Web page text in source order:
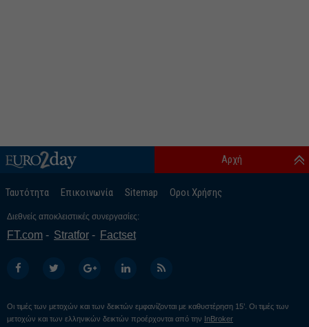
Ταυτότητα Επικοινωνία Sitemap Οροι Χρήσης
Αρχή
Διεθνείς αποκλειστικές συνεργασίες:
FT.com Stratfor Factset
Οι τιμές των μετοχών και των δεικτών εμφανίζονται με καθυστέρηση 15’. Οι τιμές των
μετοχών και των ελληνικών δεικτών προέρχονται από την InBroker